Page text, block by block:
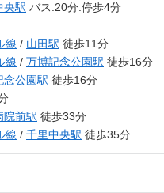
央駅 バス:20分:停歩4分
線 / 山田駅 徒歩11分
線 / 万博記念公園駅 徒歩16分
念公園駅 徒歩16分
院前駅 徒歩33分
線 / 千里中央駅 徒歩35分